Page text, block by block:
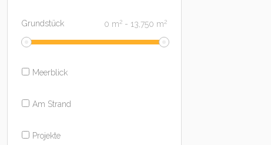
Grundstück 0 m2 - 13,750 m2
Meerblick
Am Strand
Projekte